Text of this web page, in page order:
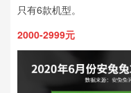
只有6款机型。
2000-2999元